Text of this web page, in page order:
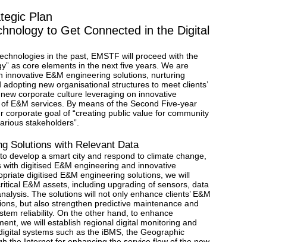
Plan
to Get Connected in the Digital
in the past, EMSTF will proceed with the
as core elements in the next five years. We are
E&M engineering solutions, nurturing
new organisational structures to meet clients’
corporate culture leveraging on innovative
E&M services. By means of the Second Five-year
corporate goal of “creating public value for community
stakeholders”.
Solutions with Relevant Data
develop a smart city and respond to climate change,
digitised E&M engineering and innovative
digitised E&M engineering solutions, we will
E&M assets, including upgrading of sensors, data
The solutions will not only enhance clients’ E&M
but also strengthen predictive maintenance and
reliability. On the other hand, to enhance
we will establish regional digital monitoring and
systems such as the iBMS, the Geographic